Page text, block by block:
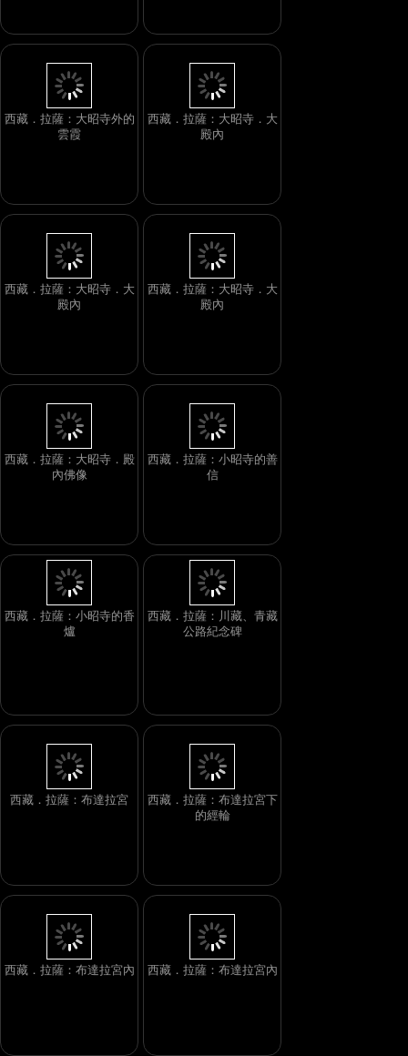
西藏．拉薩：大昭寺外的
西藏．拉薩：大昭寺．大
殿內
西藏．拉薩：大昭寺．大
殿內
西藏．拉薩：大昭寺．大
殿內
西藏．拉薩：大昭寺．殿
內佛像
西藏．拉薩：小昭寺的善
信
西藏．拉薩：小昭寺的香
爐
西藏．拉薩：川藏、青藏
公路紀念碑
西藏．拉薩：布達拉宮
西藏．拉薩：布達拉宮下
的經輪
西藏．拉薩：布達拉宮內 西藏．拉薩：布達拉宮內